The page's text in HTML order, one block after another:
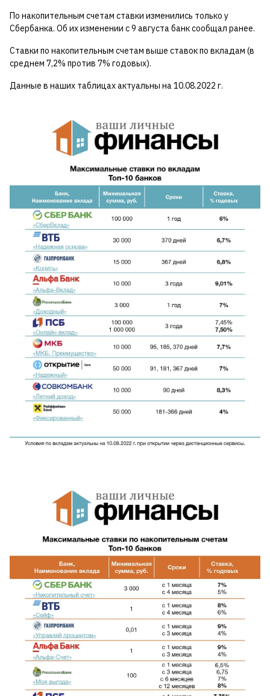
По накопительным счетам ставки изменились только у
Сбербанка. Об их изменении с 9 августа банк сообщал ранее.
Ставки по накопительным счетам выше ставок по вкладам (в
среднем 7,2% против 7% годовых).
Данные в наших таблицах актуальны на 10.08.2022 г.